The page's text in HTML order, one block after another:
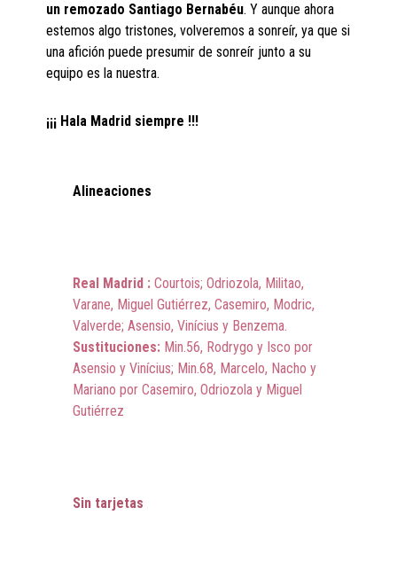
un remozado Santiago Bernabéu. Y aunque ahora
estemos algo tristones, volveremos a sonreír, ya que si
una afición puede presumir de sonreír junto a su
equipo es la nuestra.
¡¡¡ Hala Madrid siempre !!!
Alineaciones
Real Madrid : Courtois; Odriozola, Militao,
Varane, Miguel Gutiérrez, Casemiro, Modric,
Valverde; Asensio, Vinícius y Benzema.
Sustituciones: Min.56, Rodrygo y Isco por
Asensio y Vinícius; Min.68, Marcelo, Nacho y
Mariano por Casemiro, Odriozola y Miguel
Gutiérrez
Sin tarjetas